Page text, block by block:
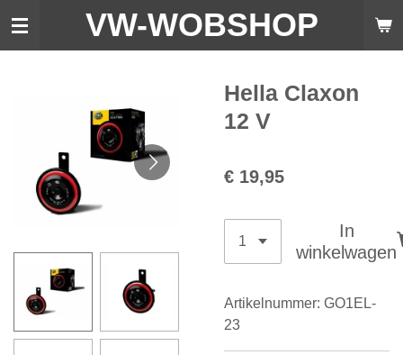
Ga
VW-WOBSHOP
Hella Claxon
12 V
€ 19,95
In
winkelwagen
Artikelnummer: GO1EL-
23